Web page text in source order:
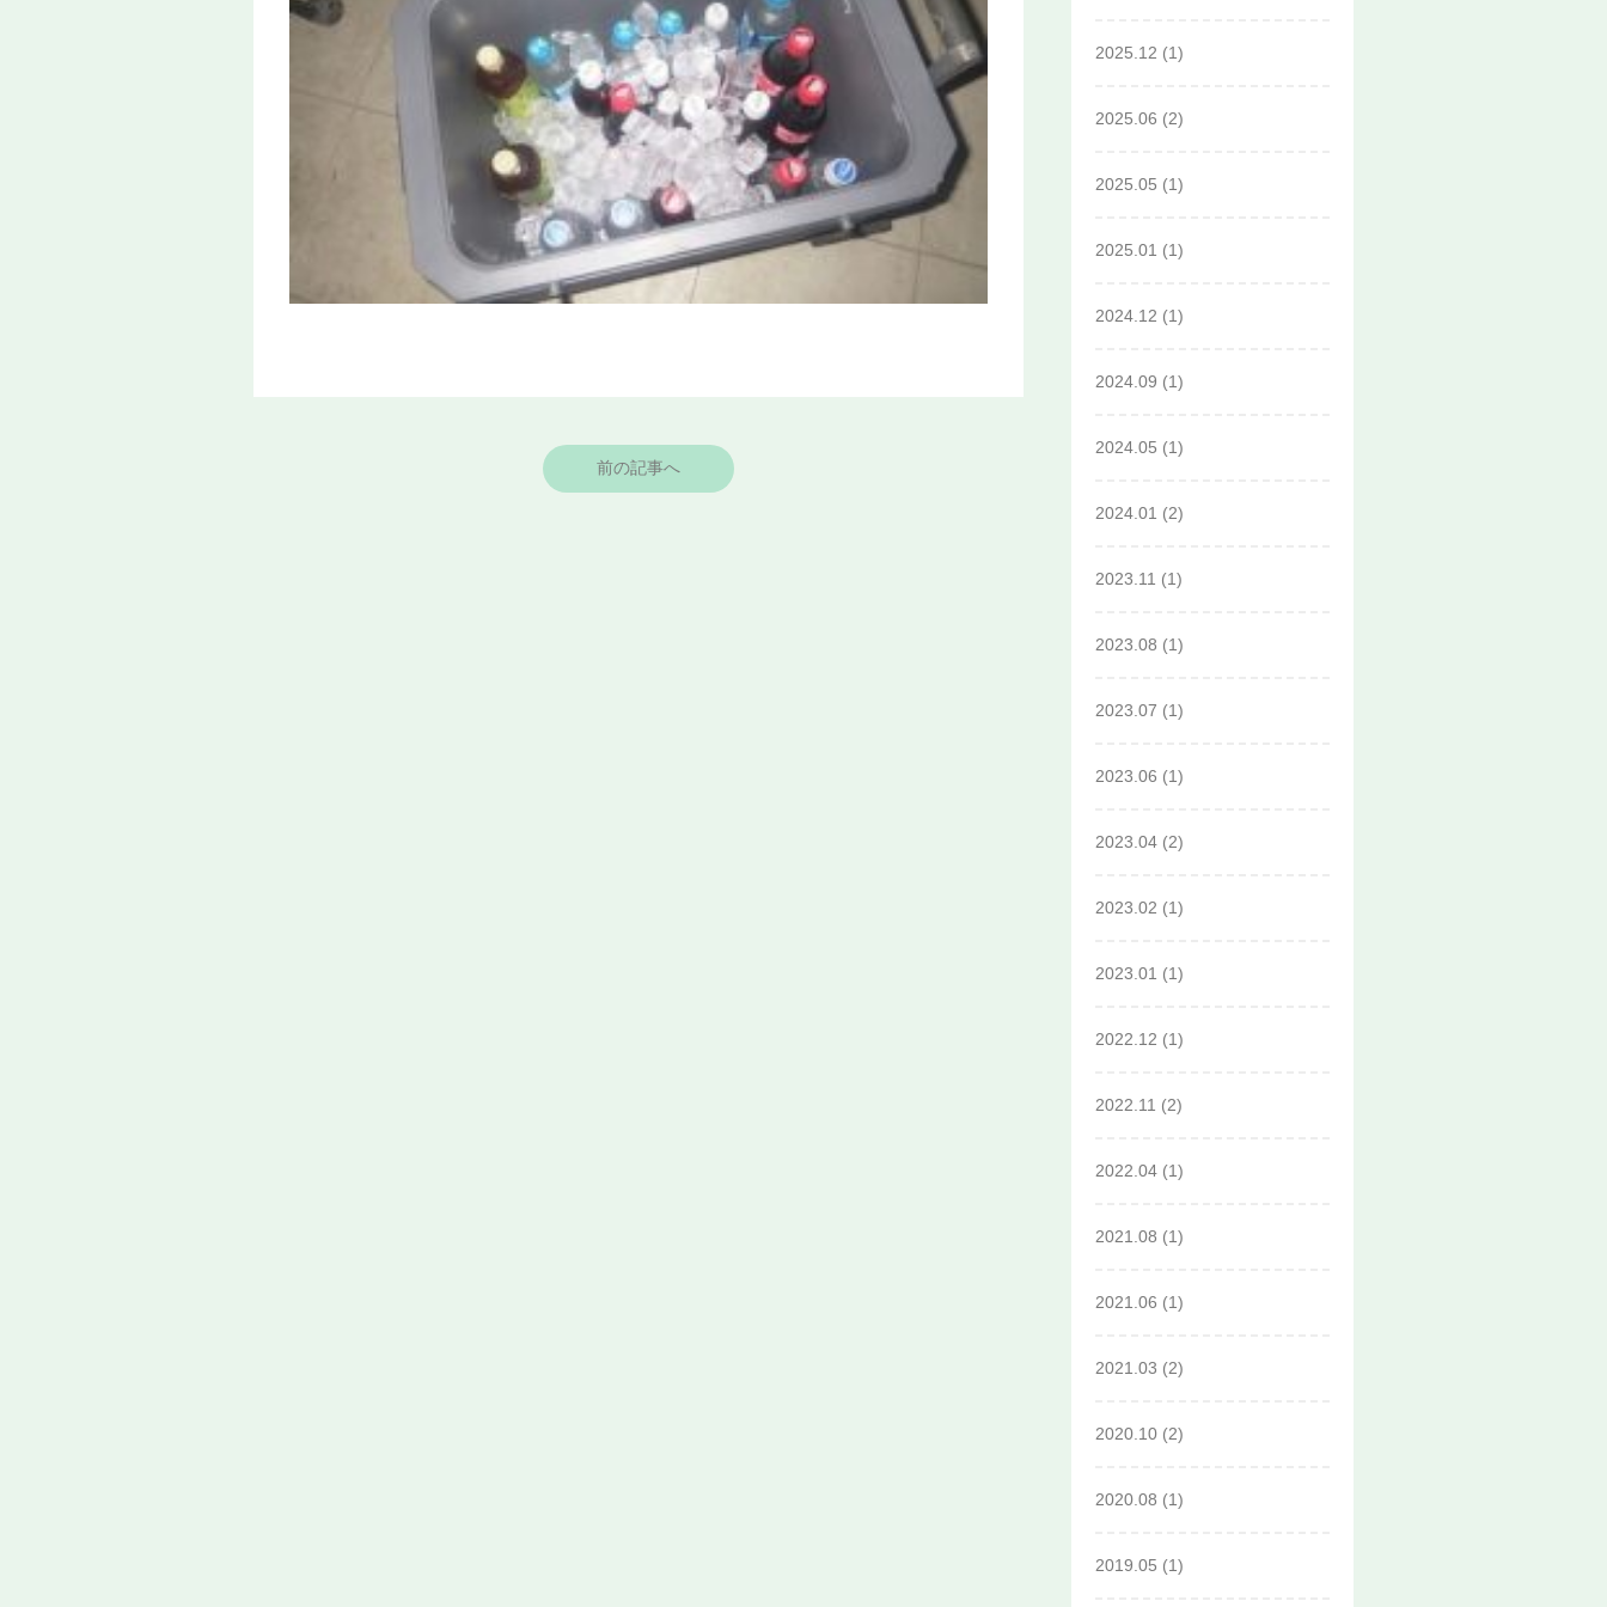
前の記事へ
2025.12 (1)
2025.06 (2)
2025.05 (1)
2025.01 (1)
2024.12 (1)
2024.09 (1)
2024.05 (1)
2024.01 (2)
2023.11 (1)
2023.08 (1)
2023.07 (1)
2023.06 (1)
2023.04 (2)
2023.02 (1)
2023.01 (1)
2022.12 (1)
2022.11 (2)
2022.04 (1)
2021.08 (1)
2021.06 (1)
2021.03 (2)
2020.10 (2)
2020.08 (1)
2019.05 (1)